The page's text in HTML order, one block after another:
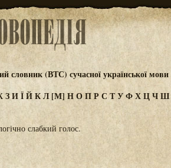
словник (ВТС) сучасної української мови
ЗИЇЙКЛ[М] НОПРС ТУФХЦЧШ
слабкий голос.